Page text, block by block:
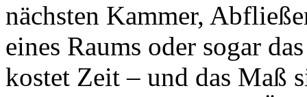
nächsten Kammer,
eines Raums oder sogar
kostet Zeit – und das Maß